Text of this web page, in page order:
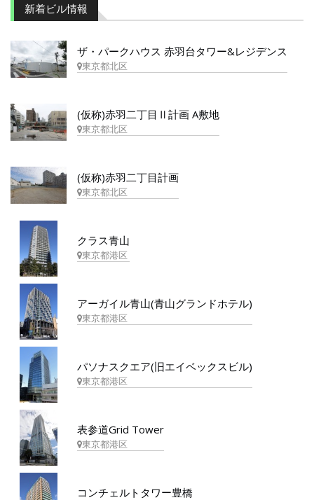
新着ビル情報
ザ・パークハウス 赤羽台タワー&レジデンス
東京都北区
(仮称)赤羽二丁目Ⅱ計画 A敷地
東京都北区
(仮称)赤羽二丁目計画
東京都北区
クラス青山
東京都港区
アーガイル青山(青山グランドホテル)
東京都港区
パソナスクエア(旧エイベックスビル)
東京都港区
表参道Grid Tower
東京都港区
コンチェルトタワー豊橋